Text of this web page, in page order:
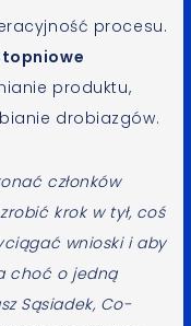
procesu.
produktu,
drobiazgów.
członków
krok w tył, coś
wnioski i aby
choć o jedną
Sąsiadek, Co-